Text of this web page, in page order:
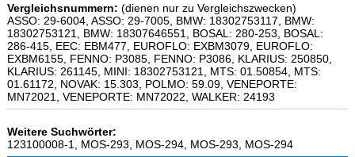
Vergleichsnummern: (dienen nur zu Vergleichszwecken)
ASSO: 29-6004, ASSO: 29-7005, BMW: 18302753117, BMW:
18302753121, BMW: 18307646551, BOSAL: 280-253, BOSAL:
286-415, EEC: EBM477, EUROFLO: EXBM3079, EUROFLO:
EXBM6155, FENNO: P3085, FENNO: P3086, KLARIUS: 250850,
KLARIUS: 261145, MINI: 18302753121, MTS: 01.50854, MTS:
01.61172, NOVAK: 15.303, POLMO: 59.09, VENEPORTE:
MN72021, VENEPORTE: MN72022, WALKER: 24193
Weitere Suchwörter:
123100008-1, MOS-293, MOS-294, MOS-293, MOS-294